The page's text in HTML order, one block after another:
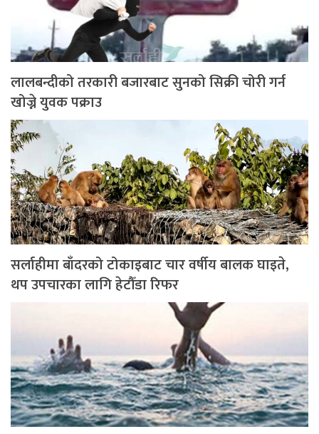
लालबन्दीको तरकारी बजारबाट सुनको सिक्री चोरी गर्न
खोज्ने युवक पक्राउ
सर्लाहीमा बाँदरको टोकाइबाट चार वर्षीय बालक घाइते,
थप उपचारका लागि हेटौँडा रिफर